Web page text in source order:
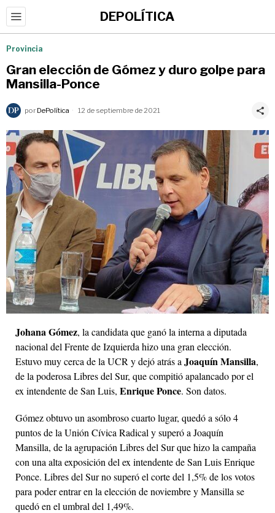
DEPOLÍTICA
Provincia
Gran elección de Gómez y duro golpe para
Mansilla-Ponce
por DePolítica 12 de septiembre de 2021
Johana Gómez, la candidata que ganó la interna a diputada
nacional del Frente de Izquierda hizo una gran elección.
Estuvo muy cerca de la UCR y dejó atrás a Joaquín Mansilla,
de la poderosa Libres del Sur, que compitió apalancado por el
ex intendente de San Luis, Enrique Ponce. Son datos.
Gómez obtuvo un asombroso cuarto lugar, quedó a sólo 4
puntos de la Unión Cívica Radical y superó a Joaquín
Mansilla, de la agrupación Libres del Sur que hizo la campaña
con una alta exposición del ex intendente de San Luis Enrique
Ponce. Libres del Sur no superó el corte del 1,5% de los votos
para poder entrar en la elección de noviembre y Mansilla se
quedó en el umbral del 1,49%.